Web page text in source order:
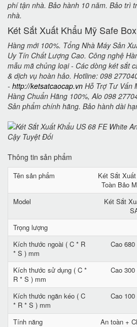
phí tận nhà. Bảo hành 10 năm. Bảo trì
nhà.
Két Sắt Xuất Khẩu Mỹ Safe Box
Hàng mới 100%. Tổng Nhà Máy Sản
Uy Tín Chất Lượng Cao. Công nghệ
mẫu mã chủng loại - Các dòng két sắt
& dịch vụ hoàn hảo. Hotline: 098
- http://ketsatcaocap.vn Hỗ Trợ Tư Vấn
Hàng Chuẩn Hãng 100%, Alo 098
Sản phẩm chính hãng. Bảo hành dài
Thông tin sản phẩm
Tên sản phẩm
Két Sắt
Toàn Bảo
Model
Két Sắt
Trọng lượng
Kích thước ngoài ( C * R
* S ) mm
Cao
Kích thước sử dụng ( C *
R * S ) mm
Cao
Kích thước ngăn kéo ( C
* R * S ) mm
Cao
Tính năng
An toàn +